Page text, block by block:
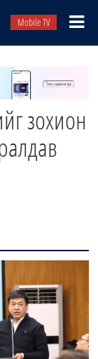
Mobile TV
зохион